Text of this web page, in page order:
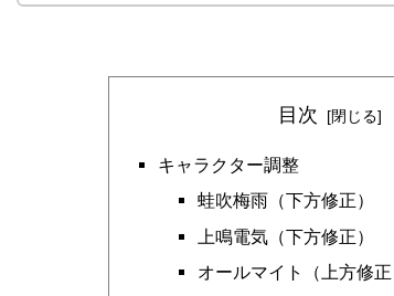
目次
キャラクター調整
蛙吹梅雨（下方修正）
上鳴電気（下方修正）
オールマイト（上方修正